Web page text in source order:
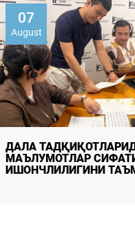
05
August
ФУҚАРОЛАРНИНГ
МАНБАЛАРИГА ОИД
ЁШЛАР ИЖ ...